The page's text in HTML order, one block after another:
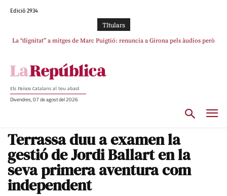
Edició 2934
TItulars
La “dignitat” a mitges de Marc Puigtió: renuncia a Girona pels àudios però
Els Països Catalans al teu abast
Divendres, 07 de agost del 2026
Terrassa duu a examen la
gestió de Jordi Ballart en la
seva primera aventura com
independent